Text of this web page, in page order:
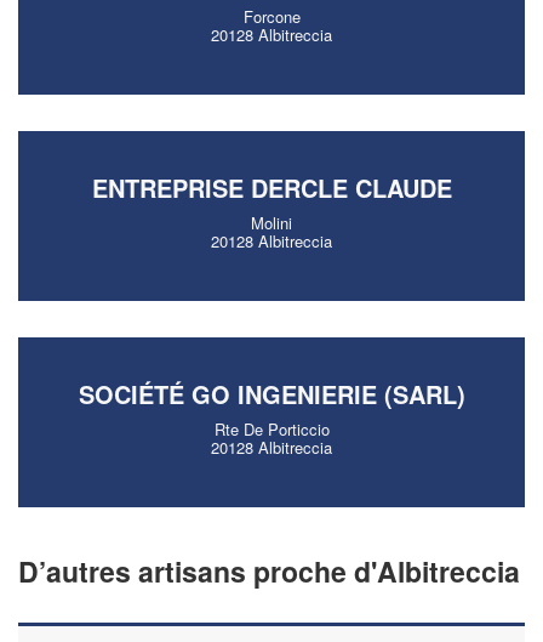
Forcone
20128 Albitreccia
ENTREPRISE DERCLE CLAUDE
Molini
20128 Albitreccia
SOCIÉTÉ GO INGENIERIE (SARL)
Rte De Porticcio
20128 Albitreccia
D’autres artisans proche d'Albitreccia